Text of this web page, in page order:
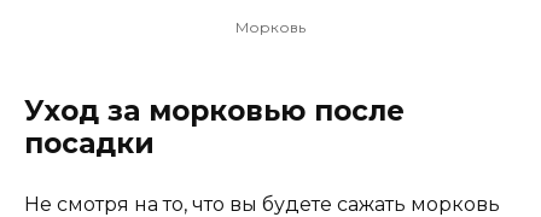
Морковь
Уход за морковью после
посадки
Не смотря на то, что вы будете сажать морковь